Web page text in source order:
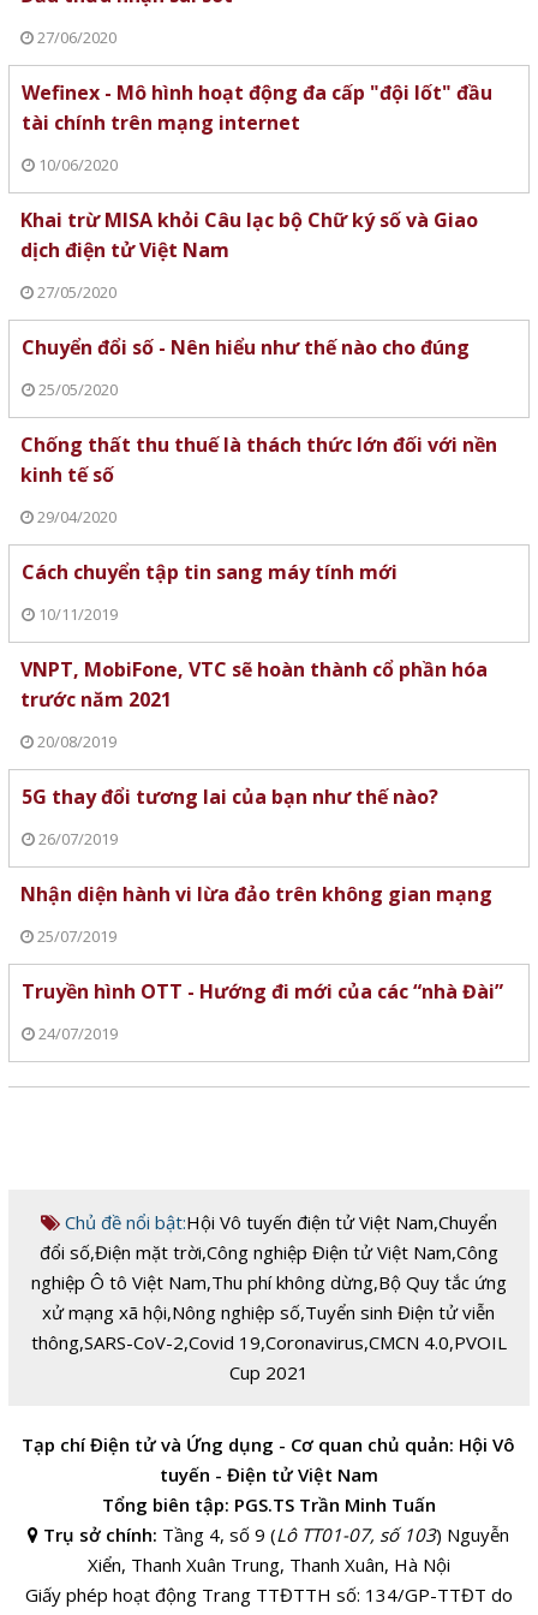
27/06/2020
Wefinex - Mô hình hoạt động đa cấp "đội lốt" đầu
tài chính trên mạng internet
10/06/2020
Khai trừ MISA khỏi Câu lạc bộ Chữ ký số và Giao
dịch điện tử Việt Nam
27/05/2020
Chuyển đổi số - Nên hiểu như thế nào cho đúng
25/05/2020
Chống thất thu thuế là thách thức lớn đối với nền
kinh tế số
29/04/2020
Cách chuyển tập tin sang máy tính mới
10/11/2019
VNPT, MobiFone, VTC sẽ hoàn thành cổ phần hóa
trước năm 2021
20/08/2019
5G thay đổi tương lai của bạn như thế nào?
26/07/2019
Nhận diện hành vi lừa đảo trên không gian mạng
25/07/2019
Truyền hình OTT - Hướng đi mới của các “nhà Đài”
24/07/2019
Chủ đề nổi bật:Hội Vô tuyến điện tử Việt Nam,Chuyển
đổi số,Điện mặt trời,Công nghiệp Điện tử Việt Nam,Công
nghiệp Ô tô Việt Nam,Thu phí không dừng,Bộ Quy tắc ứng
xử mạng xã hội,Nông nghiệp số,Tuyển sinh Điện tử viễn
thông,SARS-CoV-2,Covid 19,Coronavirus,CMCN 4.0,PVOIL
Cup 2021
Tạp chí Điện tử và Ứng dụng - Cơ quan chủ quản: Hội Vô
tuyến - Điện tử Việt Nam
Tổng biên tập: PGS.TS Trần Minh Tuấn
Trụ sở chính: Tầng 4, số 9 (Lô TT01-07, số 103) Nguyễn
Xiển, Thanh Xuân Trung, Thanh Xuân, Hà Nội
Giấy phép hoạt động Trang TTĐTTH số: 134/GP-TTĐT do